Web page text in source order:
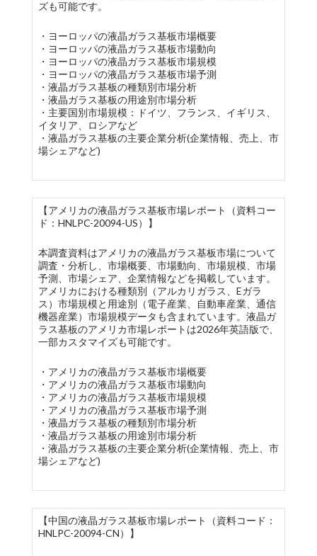
ズも可能です。
・ヨーロッパの液晶ガラス基板市場概要
・ヨーロッパの液晶ガラス基板市場動向
・ヨーロッパの液晶ガラス基板市場規模
・ヨーロッパの液晶ガラス基板市場予測
・液晶ガラス基板の種類別市場分析
・液晶ガラス基板の用途別市場分析
・主要国別市場規模：ドイツ、フランス、イギリス、
イタリア、ロシアなど
・液晶ガラス基板の主要企業分析(企業情報、売上、市
場シェアなど)
【アメリカの液晶ガラス基板市場レポート（資料コー
ド：HNLPC-20094-US）】
本調査資料はアメリカの液晶ガラス基板市場について
調査・分析し、市場概要、市場動向、市場規模、市場
予測、市場シェア、企業情報などを掲載しています。
アメリカにおける種類別（アルカリガラス、Eガラ
ス）市場規模と用途別（電子産業、自動車産業、通信
機器産業）市場規模データも含まれています。液晶ガ
ラス基板のアメリカ市場レポートは2026年英語版で、
一部カスタマイズも可能です。
・アメリカの液晶ガラス基板市場概要
・アメリカの液晶ガラス基板市場動向
・アメリカの液晶ガラス基板市場規模
・アメリカの液晶ガラス基板市場予測
・液晶ガラス基板の種類別市場分析
・液晶ガラス基板の用途別市場分析
・液晶ガラス基板の主要企業分析(企業情報、売上、市
場シェアなど)
【中国の液晶ガラス基板市場レポート（資料コード：
HNLPC-20094-CN）】